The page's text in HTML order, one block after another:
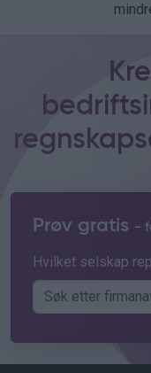
Prøv gratis -
Hvilket selskap